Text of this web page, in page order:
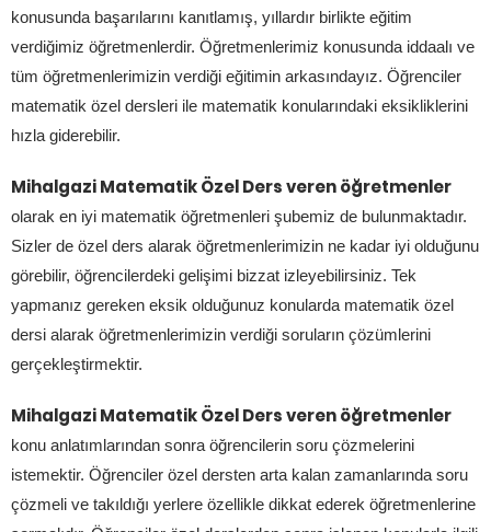
konusunda başarılarını kanıtlamış, yıllardır birlikte eğitim
verdiğimiz öğretmenlerdir. Öğretmenlerimiz konusunda iddaalı ve
tüm öğretmenlerimizin verdiği eğitimin arkasındayız. Öğrenciler
matematik özel dersleri ile matematik konularındaki eksikliklerini
hızla giderebilir.
Mihalgazi Matematik Özel Ders veren öğretmenler
olarak en iyi matematik öğretmenleri şubemiz de bulunmaktadır.
Sizler de özel ders alarak öğretmenlerimizin ne kadar iyi olduğunu
görebilir, öğrencilerdeki gelişimi bizzat izleyebilirsiniz. Tek
yapmanız gereken eksik olduğunuz konularda matematik özel
dersi alarak öğretmenlerimizin verdiği soruların çözümlerini
gerçekleştirmektir.
Mihalgazi Matematik Özel Ders veren öğretmenler
konu anlatımlarından sonra öğrencilerin soru çözmelerini
istemektir. Öğrenciler özel dersten arta kalan zamanlarında soru
çözmeli ve takıldığı yerlere özellikle dikkat ederek öğretmenlerine